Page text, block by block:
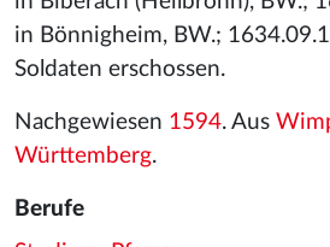
in Bönnigheim, BW.;
Soldaten erschossen.
Nachgewiesen 1594. Aus
Württemberg.
Berufe